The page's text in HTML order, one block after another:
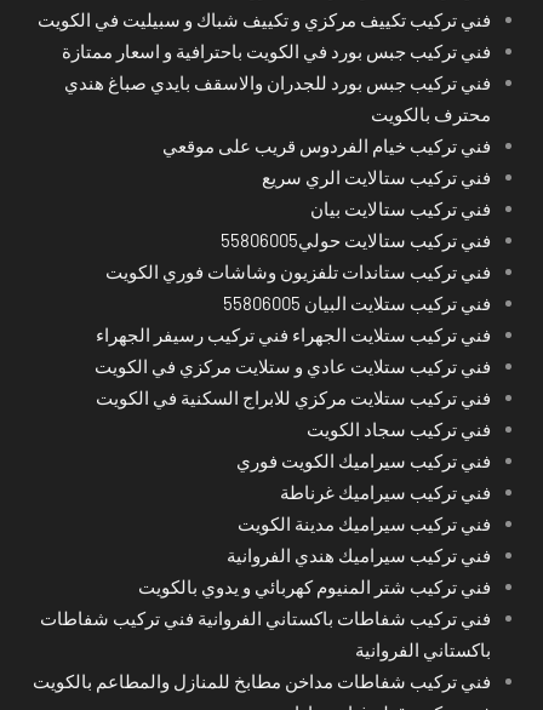
فني تركيب تكييف مركزي و تكييف شباك و سبيليت في الكويت
فني تركيب جبس بورد في الكويت باحترافية و اسعار ممتازة
فني تركيب جبس بورد للجدران والاسقف بايدي صباغ هندي
محترف بالكويت
فني تركيب خيام الفردوس قريب على موقعي
فني تركيب ستالايت الري سريع
فني تركيب ستالايت بيان
فني تركيب ستالايت حولي55806005
فني تركيب ستاندات تلفزيون وشاشات فوري الكويت
فني تركيب ستلايت البيان 55806005
فني تركيب ستلايت الجهراء فني تركيب رسيفر الجهراء
فني تركيب ستلايت عادي و ستلايت مركزي في الكويت
فني تركيب ستلايت مركزي للابراج السكنية في الكويت
فني تركيب سجاد الكويت
فني تركيب سيراميك الكويت فوري
فني تركيب سيراميك غرناطة
فني تركيب سيراميك مدينة الكويت
فني تركيب سيراميك هندي الفروانية
فني تركيب شتر المنيوم كهربائي و يدوي بالكويت
فني تركيب شفاطات باكستاني الفروانية فني تركيب شفاطات
باكستاني الفروانية
فني تركيب شفاطات مداخن مطابخ للمنازل والمطاعم بالكويت